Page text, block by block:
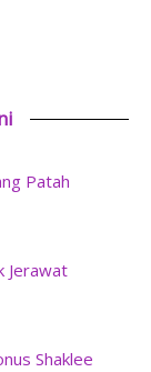
Patah
Jerawat
Shaklee